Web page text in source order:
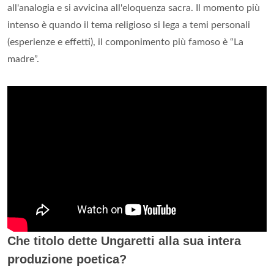
all'analogia e si avvicina all'eloquenza sacra. Il momento più
intenso è quando il tema religioso si lega a temi personali
(esperienze e effetti), il componimento più famoso è “La
madre”.
Che titolo dette Ungaretti alla sua intera
produzione poetica?